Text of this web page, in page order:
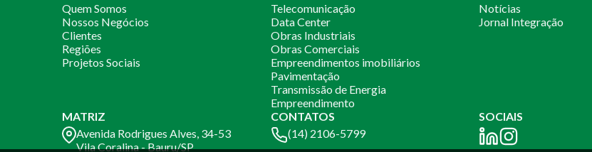
Quem Somos
Nossos Negócios
Clientes
Regiões
Projetos Sociais
Telecomunicação
Data Center
Obras Industriais
Obras Comerciais
Empreendimentos imobiliários
Pavimentação
Transmissão de Energia
Empreendimento
Notícias
Jornal Integração
MATRIZ
Avenida Rodrigues Alves, 34-53
Vila Coralina - Bauru/SP
CONTATOS
(14) 2106-5799
SOCIAIS